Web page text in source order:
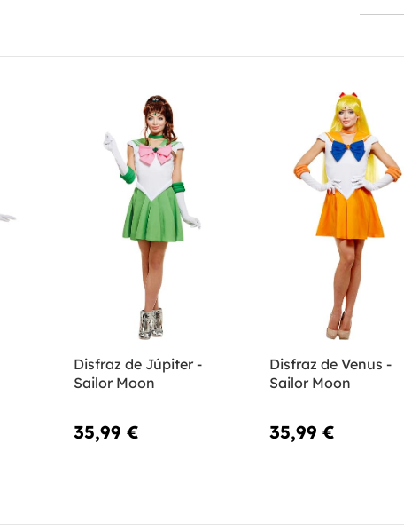
Disfraz de Júpiter -
Sailor Moon
35,99 €
Disfraz de Venus -
Sailor Moon
35,99 €